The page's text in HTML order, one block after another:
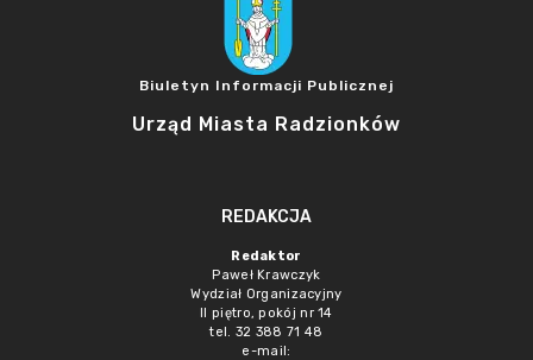
Biuletyn Informacji Publicznej
Urząd Miasta Radzionków
REDAKCJA
Redaktor
Paweł Krawczyk
Wydział Organizacyjny
II piętro, pokój nr 14
tel. 32 388 71 48
e-mail: